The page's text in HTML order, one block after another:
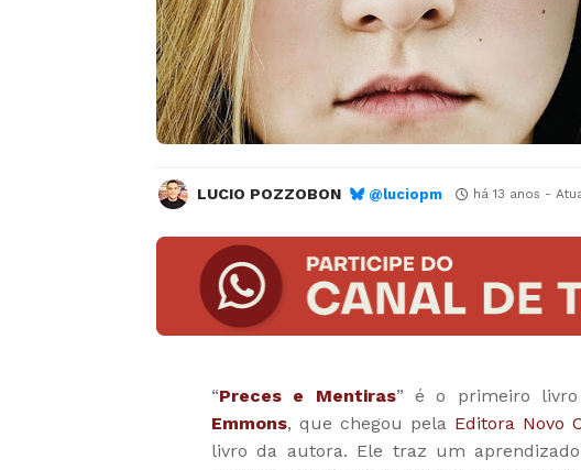
LUCIO POZZOBON @luciopm há 13 anos -
“Preces e Mentiras” é o primeiro
Emmons, que chegou pela Editora Novo
livro da autora. Ele traz um